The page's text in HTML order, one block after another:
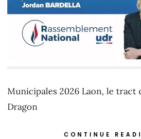
Municipales 2026 Laon, le tract
Dragon
CONTINUE